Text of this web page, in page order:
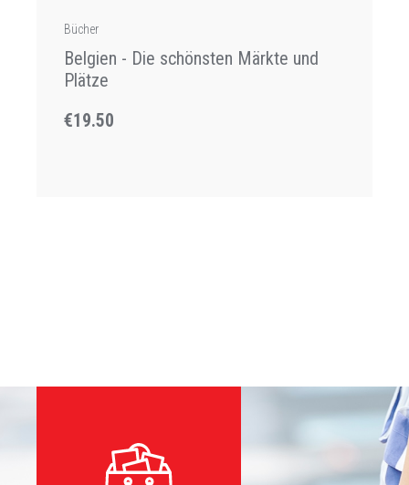
Bücher
Belgien - Die schönsten Märkte und
Plätze
€19.50